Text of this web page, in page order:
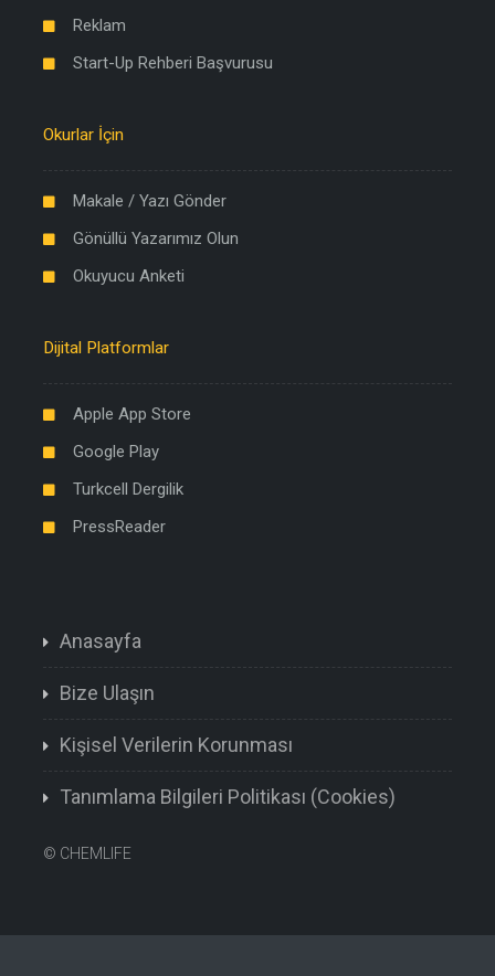
Reklam
Start-Up Rehberi Başvurusu
Okurlar İçin
Makale / Yazı Gönder
Gönüllü Yazarımız Olun
Okuyucu Anketi
Dijital Platformlar
Apple App Store
Google Play
Turkcell Dergilik
PressReader
Anasayfa
Bize Ulaşın
Kişisel Verilerin Korunması
Tanımlama Bilgileri Politikası (Cookies)
© CHEMLIFE